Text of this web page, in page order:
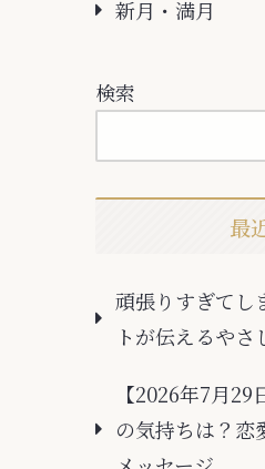
新月・満月
検索
最
頑張りすぎてし
トが伝えるやさ
【2026年7月
の気持ちは？恋